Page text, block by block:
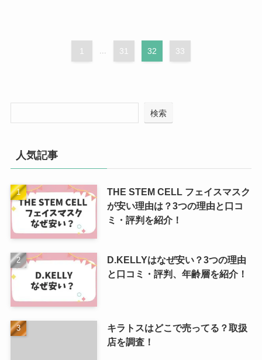
1 31 32 33
検索
人気記事
THE STEM CELL フェイスマスク
が安い理由は？3つの理由と口コ
ミ・評判を紹介！
D.KELLYはなぜ安い？3つの理由
と口コミ・評判、年齢層を紹介！
キラトスはどこで売ってる？取扱
店を調査！